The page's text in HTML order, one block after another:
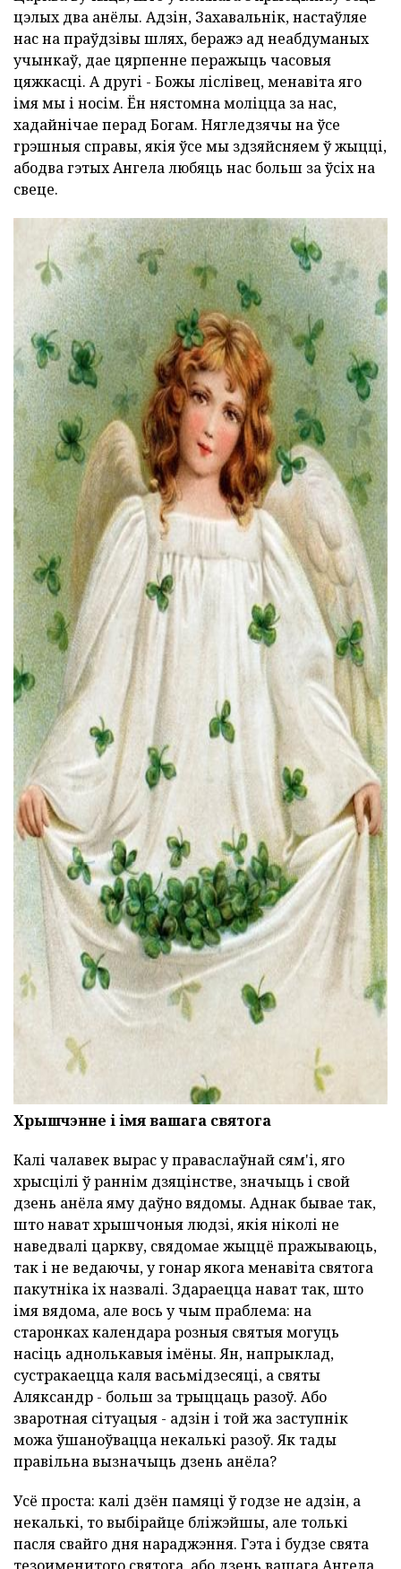
цэлых два анёлы. Адзін, Захавальнік, настаўляе
нас на праўдзівы шлях, беражэ ад неабдуманых
учынкаў, дае цярпенне перажыць часовыя
цяжкасці. А другі - Божы ліслівец, менавіта яго
імя мы і носім. Ён нястомна моліцца за нас,
хадайнічае перад Богам. Нягледзячы на ўсе
грэшныя справы, якія ўсе мы здзяйсняем ў жыцці,
абодва гэтых Ангела любяць нас больш за ўсіх на
свеце.
ad
Хрышчэнне і імя вашага святога
Калі чалавек вырас у праваслаўнай сям'і, яго
хрысцілі ў раннім дзяцінстве, значыць і свой
дзень анёла яму даўно вядомы. Аднак бывае так,
што нават хрышчоныя людзі, якія ніколі не
наведвалі царкву, свядомае жыццё пражываюць,
так і не ведаючы, у гонар якога менавіта святога
пакутніка іх назвалі. Здараецца нават так, што
імя вядома, але вось у чым праблема: на
старонках календара розныя святыя могуць
насіць аднолькавыя імёны. Ян, напрыклад,
сустракаецца каля васьмідзесяці, а святы
Аляксандр - больш за трыццаць разоў. Або
зваротная сітуацыя - адзін і той жа заступнік
можа ўшаноўвацца некалькі разоў. Як тады
правільна вызначыць дзень анёла?
Усё проста: калі дзён памяці ў годзе не адзін, а
некалькі, то выбірайце бліжэйшы, але толькі
пасля свайго дня нараджэння. Гэта і будзе свята